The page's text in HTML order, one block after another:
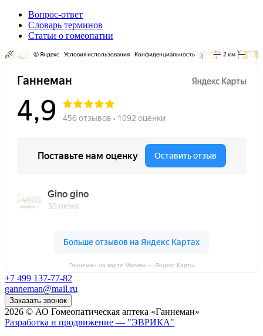
Вопрос-ответ
Словарь терминов
Статьи о гомеопатии
Ганнеман на карте Москвы — Яндекс Карты
+7 499 137-77-82
ganneman@mail.ru
Заказать звонок
2026 © АО Гомеопатическая аптека «Ганнеман»
Разработка и продвижение — "ЭВРИКА"